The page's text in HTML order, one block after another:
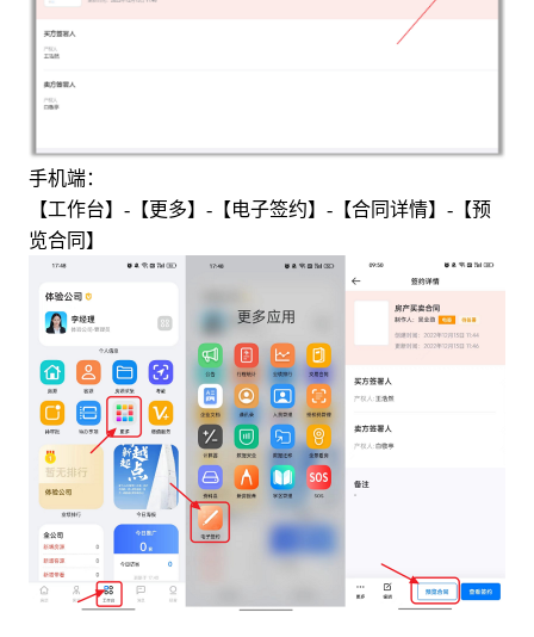
手机端：
【工作台】-【更多】-【电子签约】-【合同详情】-【预
览合同】